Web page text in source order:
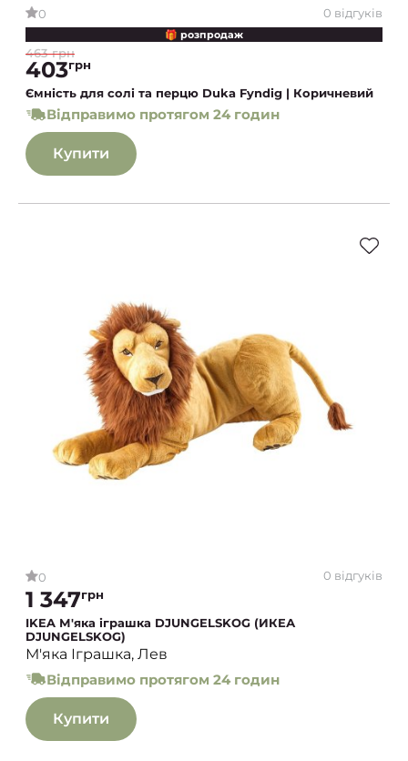
0 0 відгуків
🎁 розпродаж
463 грн
403грн
Ємність для солі та перцю Duka Fyndig | Коричневий
Відправимо протягом 24 годин
Купити
0 0 відгуків
1 347грн
IKEA М'яка іграшка DJUNGELSKOG (ИКЕА
DJUNGELSKOG)
М'яка Іграшка, Лев
Відправимо протягом 24 годин
Купити